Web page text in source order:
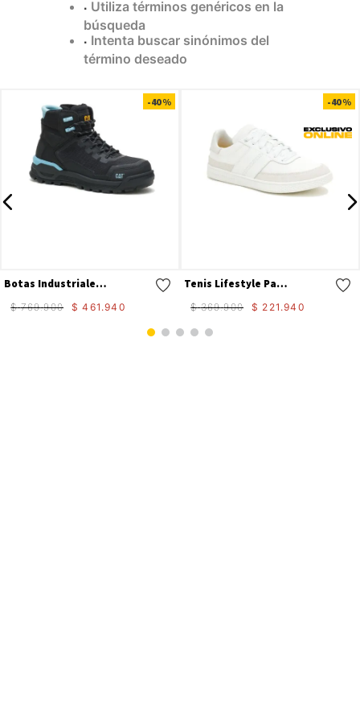
Utiliza términos genéricos en la
búsqueda
Intenta buscar sinónimos del
término deseado
-40 %
Botas Industriales Propulsion Ct Aus Para Mujer
$ 769.900 $ 461 .940
-40 %
Tenis Lifestyle Pause Retro Canvas W Para Mujer
$ 369.900 $ 221 .940
camisetas hombre
tenis mujer